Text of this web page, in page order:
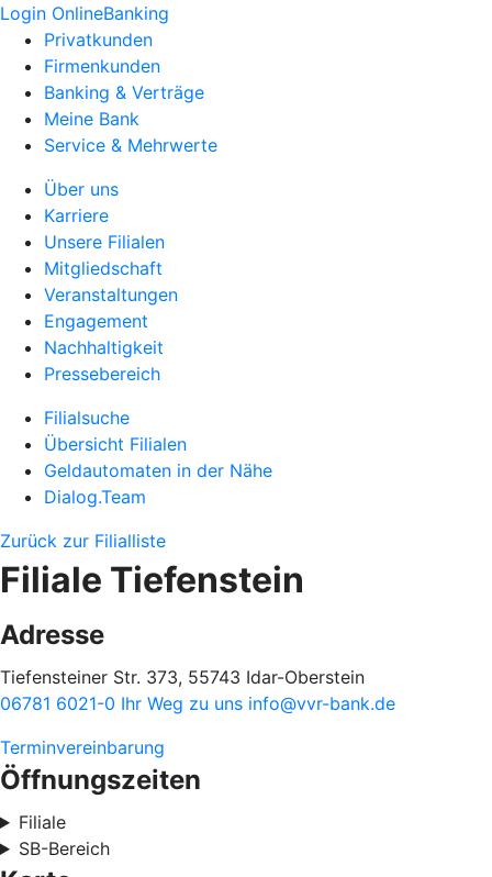
Login OnlineBanking
Privatkunden
Firmenkunden
Banking & Verträge
Meine Bank
Service & Mehrwerte
Über uns
Karriere
Unsere Filialen
Mitgliedschaft
Veranstaltungen
Engagement
Nachhaltigkeit
Pressebereich
Filialsuche
Übersicht Filialen
Geldautomaten in der Nähe
Dialog.Team
Zurück zur Filialliste
Filiale Tiefenstein
Adresse
Tiefensteiner Str. 373, 55743 Idar-Oberstein
06781 6021-0 Ihr Weg zu uns info@vvr-bank.de
Terminvereinbarung
Öffnungszeiten
Filiale
SB-Bereich